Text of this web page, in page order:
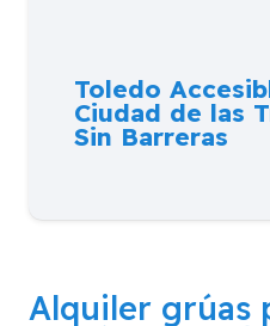
Toledo
Ciudad de las
Sin Barreras
Alquiler grúas